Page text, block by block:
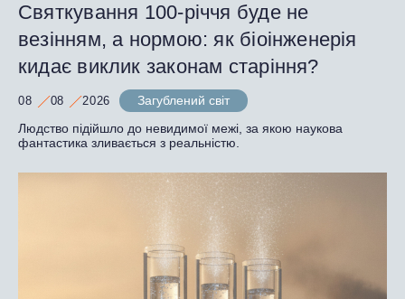
Святкування 100-річчя буде не
везінням, а нормою: як біоінженерія
кидає виклик законам старіння?
08 08 2026
Загублений світ
Людство підійшло до невидимої межі, за якою наукова
фантастика зливається з реальністю.